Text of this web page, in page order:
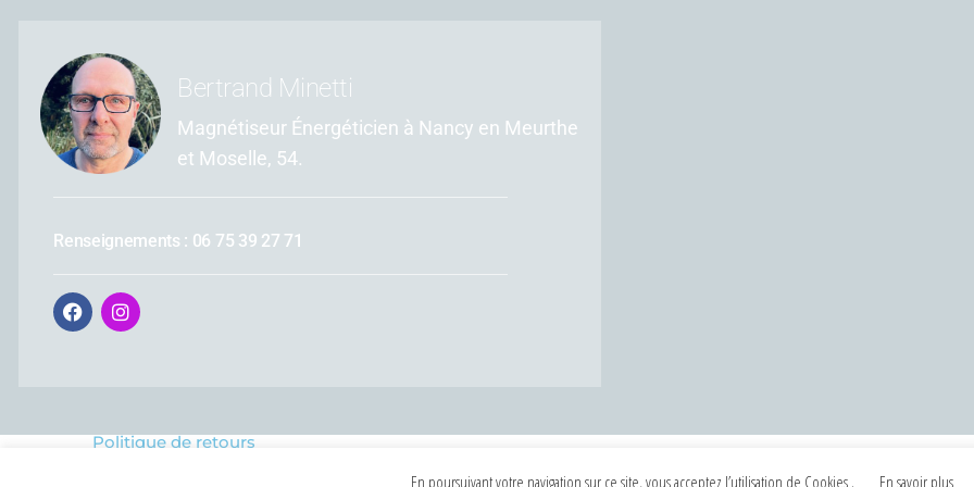
Bertrand Minetti
Magnétiseur Énergéticien à Nancy en Meurthe
et Moselle, 54.
Renseignements : 06 75 39 27 71
Politique de retours
Bertrand
En poursuivant votre navigation sur ce site, vous acceptez l’utilisation de Cookies . En savoir plus